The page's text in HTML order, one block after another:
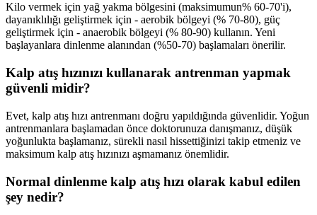
Kilo vermek için yağ yakma bölgesini (maksimumun% 60-70'i),
dayanıklılığı geliştirmek için - aerobik bölgeyi (% 70-80), güç
geliştirmek için - anaerobik bölgeyi (% 80-90) kullanın. Yeni
başlayanlara dinlenme alanından (%50-70) başlamaları önerilir.
Kalp atış hızınızı kullanarak antrenman yapmak
güvenli midir?
Evet, kalp atış hızı antrenmanı doğru yapıldığında güvenlidir. Yoğun
antrenmanlara başlamadan önce doktorunuza danışmanız, düşük
yoğunlukta başlamanız, sürekli nasıl hissettiğinizi takip etmeniz ve
maksimum kalp atış hızınızı aşmamanız önemlidir.
Normal dinlenme kalp atış hızı olarak kabul edilen
şey nedir?